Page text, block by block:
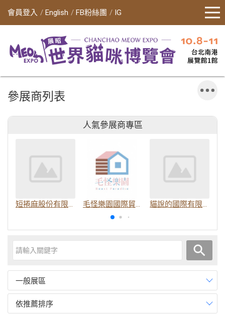
會員登入 English FB粉絲團 IG
參展商列表
人氣參展商專區
一般展區
依推薦排序